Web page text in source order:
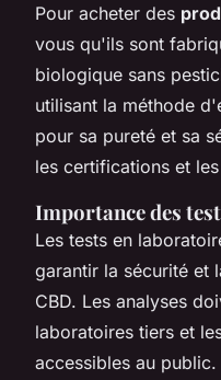
Pour acheter des
vous qu'ils sont
biologique sans
utilisant la méthode
pour sa pureté et sa
les certifications et
Importance des
Les tests en
garantir la sécurité et
CBD. Les analyses
laboratoires tiers et
accessibles au